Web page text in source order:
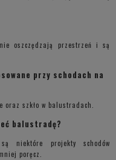
oszczędzają przestrzeń i są
przy schodach na
oraz szkło w balustradach.
balustradę?
niektóre projekty schodów
poręcz.